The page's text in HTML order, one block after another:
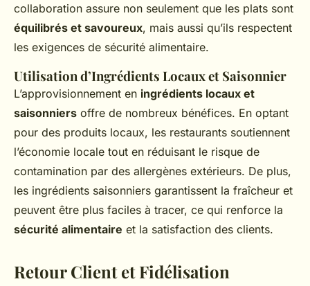
collaboration assure non seulement que les plats sont
équilibrés et savoureux, mais aussi qu’ils respectent
les exigences de sécurité alimentaire.
Utilisation d’Ingrédients Locaux et Saisonnier
L’approvisionnement en ingrédients locaux et
saisonniers offre de nombreux bénéfices. En optant
pour des produits locaux, les restaurants soutiennent
l’économie locale tout en réduisant le risque de
contamination par des allergènes extérieurs. De plus,
les ingrédients saisonniers garantissent la fraîcheur et
peuvent être plus faciles à tracer, ce qui renforce la
sécurité alimentaire et la satisfaction des clients.
Retour Client et Fidélisation